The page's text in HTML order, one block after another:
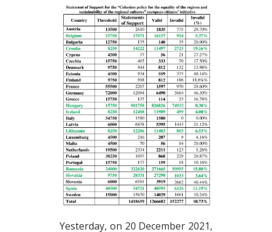
Yesterday, on 20 December 2021,